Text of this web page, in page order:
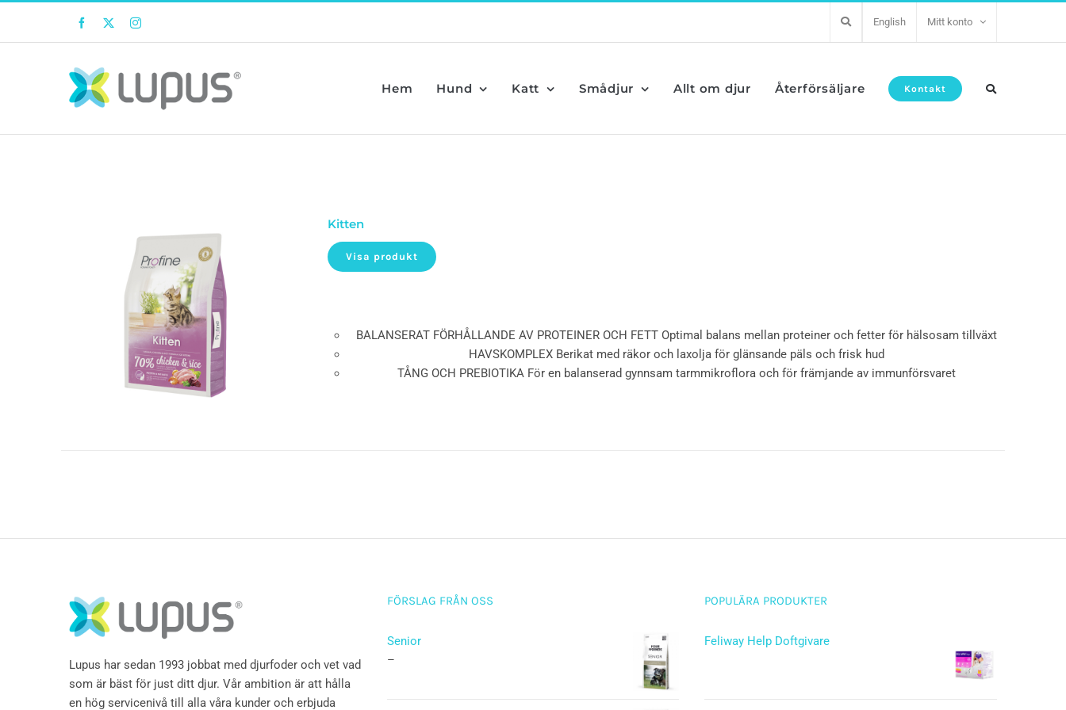
FacebookTwitterInstagram English Mitt konto
Hem Hund Katt Smådjur Allt om djur Återförsäljare Kontakt
Kitten
Visa produkt
BALANSERAT FÖRHÅLLANDE AV PROTEINER OCH FETT Optimal balans mellan proteiner och fetter för hälsosam tillväxt
HAVSKOMPLEX Berikat med räkor och laxolja för glänsande päls och frisk hud
TÅNG OCH PREBIOTIKA För en balanserad gynnsam tarmmikroflora och för främjande av immunförsvaret
Lupus har sedan 1993 jobbat med djurfoder och vet vad
som är bäst för just ditt djur. Vår ambition är att hålla
en hög servicenivå till alla våra kunder och erbjuda
FÖRSLAG FRÅN OSS
Senior
–
POPULÄRA PRODUKTER
Feliway Help Doftgivare